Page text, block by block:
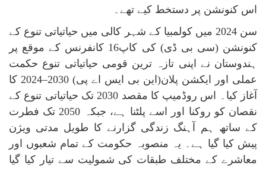
اس کنونشن پر دستخط کیے تھے۔
سن 2024 میں کولمبیا کے شہر کالی میں حیاتیاتی تنوع کے
کنونشن (سی بی ڈی) کی کاپ16 کانفرنس کے موقع پر
ہندوستان نے اپنی تازہ ترین قومی حیاتیاتی تنوع حکمت
عملی اور ایکشن پلان(این بی ایس اے پی) 2024–2030 کا
آغاز کیا۔ اس روڈمیپ کا مقصد 2030 تک حیاتیاتی تنوع کے
نقصان کو روکنا اور اسے پلٹنا ہے، جبکہ 2050 تک فطرت
کے ساتھ ہم آہنگ زندگی گزارنے کا طویل مدتی ویژن
پیش کیا گیا ہے۔ یہ منصوبہ حکومت کے تمام شعبوں اور
معاشرے کے مختلف طبقات کی شمولیت سے تیار کیا گیا